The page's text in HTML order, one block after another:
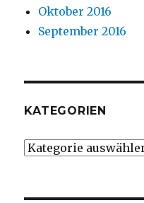
Oktober 2016
September 2016
KATEGORIEN
Kategorien